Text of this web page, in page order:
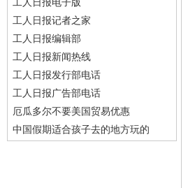
工人日报电子版
工人日报记者之家
工人日报编辑部
工人日报新闻热线
工人日报发行部电话
工人日报广告部电话
厄瓜多尔不要美国贸易优惠
中国假期适合孩子去的地方玩的